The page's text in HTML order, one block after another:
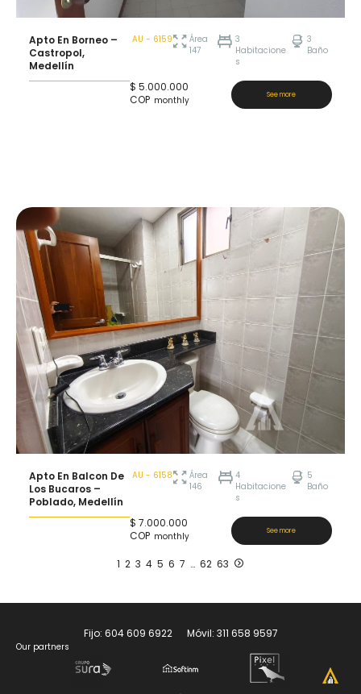
Apto En Borneo –
Castropol,
Medellín
AU - 6159
Área
147
3
Habitacione
s
3
Baño
$ 5.000.000
COP
See more
Apto En Balcon De
Los Bucaros –
Poblado, Medellín
AU - 6158
Área
146
4
Habitacione
s
5
Baño
$ 7.000.000
COP
See more
1 2 3 4 5 6 7 … 62 63
Fijo: 604 609 6922 Móvil: 311 658 9597
Our partners